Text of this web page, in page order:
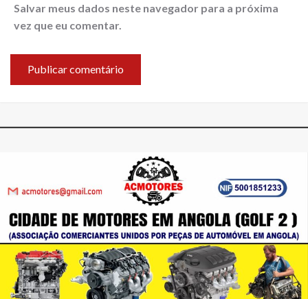
Salvar meus dados neste navegador para a próxima
vez que eu comentar.